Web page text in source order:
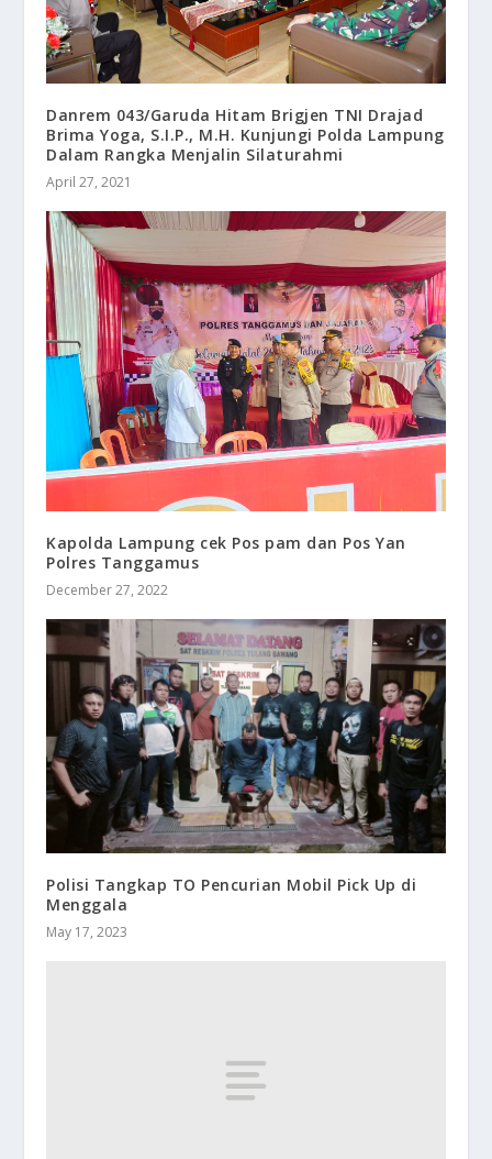
Danrem 043/Garuda Hitam Brigjen TNI Drajad
Brima Yoga, S.I.P., M.H. Kunjungi Polda Lampung
Dalam Rangka Menjalin Silaturahmi
April 27, 2021
Kapolda Lampung cek Pos pam dan Pos Yan
Polres Tanggamus
December 27, 2022
Polisi Tangkap TO Pencurian Mobil Pick Up di
Menggala
May 17, 2023